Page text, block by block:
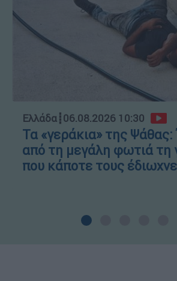
Ελλάδα┋06.08.2026 10:30
Τα «γεράκια» της
από τη μεγάλη φωτιά τη
που κάποτε τους έδιωχνε